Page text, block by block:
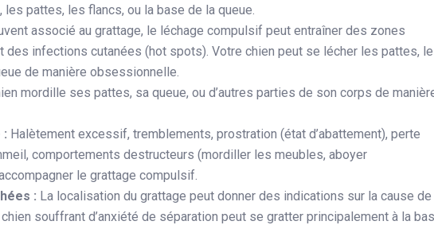
pattes, les flancs, ou la base de la queue.
associé au grattage, le léchage compulsif peut entraîner des zones
infections cutanées (hot spots). Votre chien peut se lécher les pattes,
de manière obsessionnelle.
mordille ses pattes, sa queue, ou d’autres parties de son corps de
: Halètement excessif, tremblements, prostration (état d’abattement), perte
comportements destructeurs (mordiller les meubles, aboyer
le grattage compulsif.
: La localisation du grattage peut donner des indications sur la cause de
chien souffrant d’anxiété de séparation peut se gratter principalement à la